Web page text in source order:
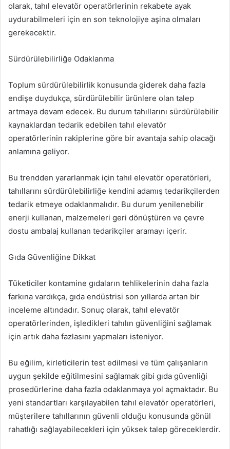
olarak, tahıl elevatör operatörlerinin rekabete ayak
uydurabilmeleri için en son teknolojiye aşina olmaları
gerekecektir.
Sürdürülebilirliğe Odaklanma
Toplum sürdürülebilirlik konusunda giderek daha fazla
endişe duydukça, sürdürülebilir ürünlere olan talep
artmaya devam edecek. Bu durum tahıllarını sürdürülebilir
kaynaklardan tedarik edebilen tahıl elevatör
operatörlerinin rakiplerine göre bir avantaja sahip olacağı
anlamına geliyor.
Bu trendden yararlanmak için tahıl elevatör operatörleri,
tahıllarını sürdürülebilirliğe kendini adamış tedarikçilerden
tedarik etmeye odaklanmalıdır. Bu durum yenilenebilir
enerji kullanan, malzemeleri geri dönüştüren ve çevre
dostu ambalaj kullanan tedarikçiler aramayı içerir.
Gıda Güvenliğine Dikkat
Tüketiciler kontamine gıdaların tehlikelerinin daha fazla
farkına vardıkça, gıda endüstrisi son yıllarda artan bir
inceleme altındadır. Sonuç olarak, tahıl elevatör
operatörlerinden, işledikleri tahılın güvenliğini sağlamak
için artık daha fazlasını yapmaları isteniyor.
Bu eğilim, kirleticilerin test edilmesi ve tüm çalışanların
uygun şekilde eğitilmesini sağlamak gibi gıda güvenliği
prosedürlerine daha fazla odaklanmaya yol açmaktadır. Bu
yeni standartları karşılayabilen tahıl elevatör operatörleri,
müşterilere tahıllarının güvenli olduğu konusunda gönül
rahatlığı sağlayabilecekleri için yüksek talep göreceklerdir.